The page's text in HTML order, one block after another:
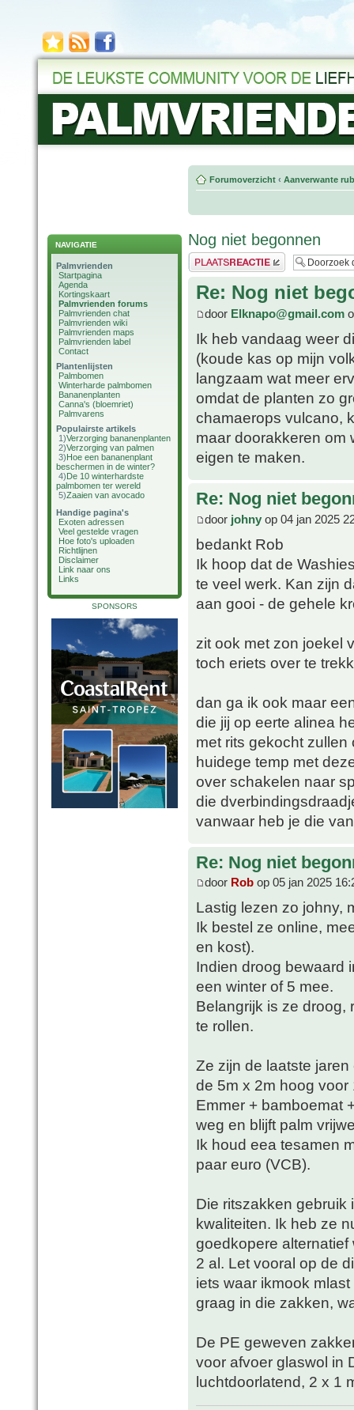
NAVIGATIE
Palmvrienden
Startpagina
Agenda
Kortingskaart
Palmvrienden forums
Palmvrienden chat
Palmvrienden wiki
Palmvrienden maps
Palmvrienden label
Contact
Plantenlijsten
Palmbomen
Winterharde palmbomen
Bananenplanten
Canna's (bloemriet)
Palmvarens
Populairste artikels
1)Verzorging bananenplanten
2)Verzorging van palmen
3)Hoe een bananenplant
beschermen in de winter?
4)De 10 winterhardste
palmbomen ter wereld
5)Zaaien van avocado
Handige pagina's
Exoten adressen
Veel gestelde vragen
Hoe foto's uploaden
Richtlijnen
Disclaimer
Link naar ons
Links
SPONSORS
Forumoverzicht ‹ Aanverwante
Nog niet begonnen
Plaats een reactie
Re: Nog niet
door Elknapo@gmail.com
Ik heb vandaag weer
(koude kas op mijn
langzaam wat meer
omdat de planten zo
chamaerops vulcano,
maar doorakkeren om
eigen te maken.
Re: Nog niet
door johny op 04 jan 2025
bedankt Rob
Ik hoop dat de
te veel werk. Kan zijn
aan gooi - de gehele
zit ook met zon joekel
toch eriets over te
dan ga ik ook maar
die jij op eerte alinea
met rits gekocht
huidege temp met
over schakelen naar
die
vanwaar heb je die
Re: Nog niet
door Rob op 05 jan 2025
Lastig lezen zo johny,
Ik bestel ze online,
en kost).
Indien droog bewaard
een winter of 5 mee.
Belangrijk is ze droog,
te rollen.
Ze zijn de laatste
de 5m x 2m hoog voor
Emmer + bamboemat
weg en blijft palm
Ik houd eea tesamen
paar euro (VCB).
Die ritszakken gebruik
kwaliteiten. Ik heb ze
goedkopere
2 al. Let vooral op de
iets waar ikmook
graag in die zakken,
De PE geweven
voor afvoer glaswol in
luchtdoorlatend, 2 x 1